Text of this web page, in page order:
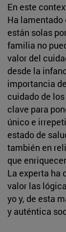
En este
Ha lamentado
están solas
familia no
valor del
desde la
importancia
cuidado de
clave para
único e
estado de
también en
que
La experta ha
valor las
yo y, de esta
y auténtica